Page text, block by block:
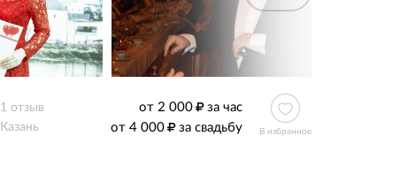
1 отзыв
Казань
от 2 000
за час
от 4 000
за свадьбу В избранное